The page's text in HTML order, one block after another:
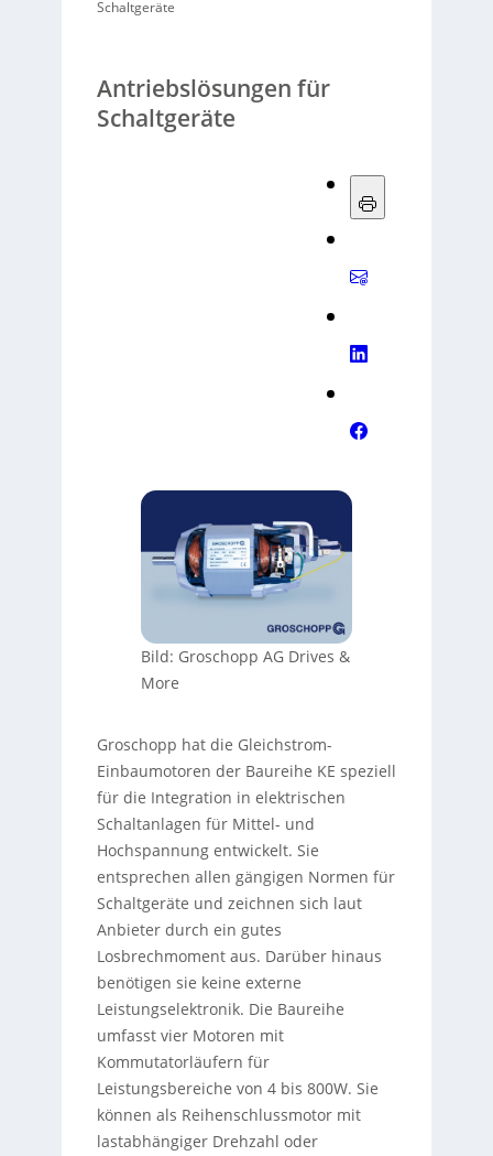
Schaltgeräte
Antriebslösungen für
Schaltgeräte
Bild: Groschopp AG Drives &
More
Groschopp hat die Gleichstrom-
Einbaumotoren der Baureihe KE speziell
für die Integration in elektrischen
Schaltanlagen für Mittel- und
Hochspannung entwickelt. Sie
entsprechen allen gängigen Normen für
Schaltgeräte und zeichnen sich laut
Anbieter durch ein gutes
Losbrechmoment aus. Darüber hinaus
benötigen sie keine externe
Leistungselektronik. Die Baureihe
umfasst vier Motoren mit
Kommutatorläufern für
Leistungsbereiche von 4 bis 800W. Sie
können als Reihenschlussmotor mit
lastabhängiger Drehzahl oder